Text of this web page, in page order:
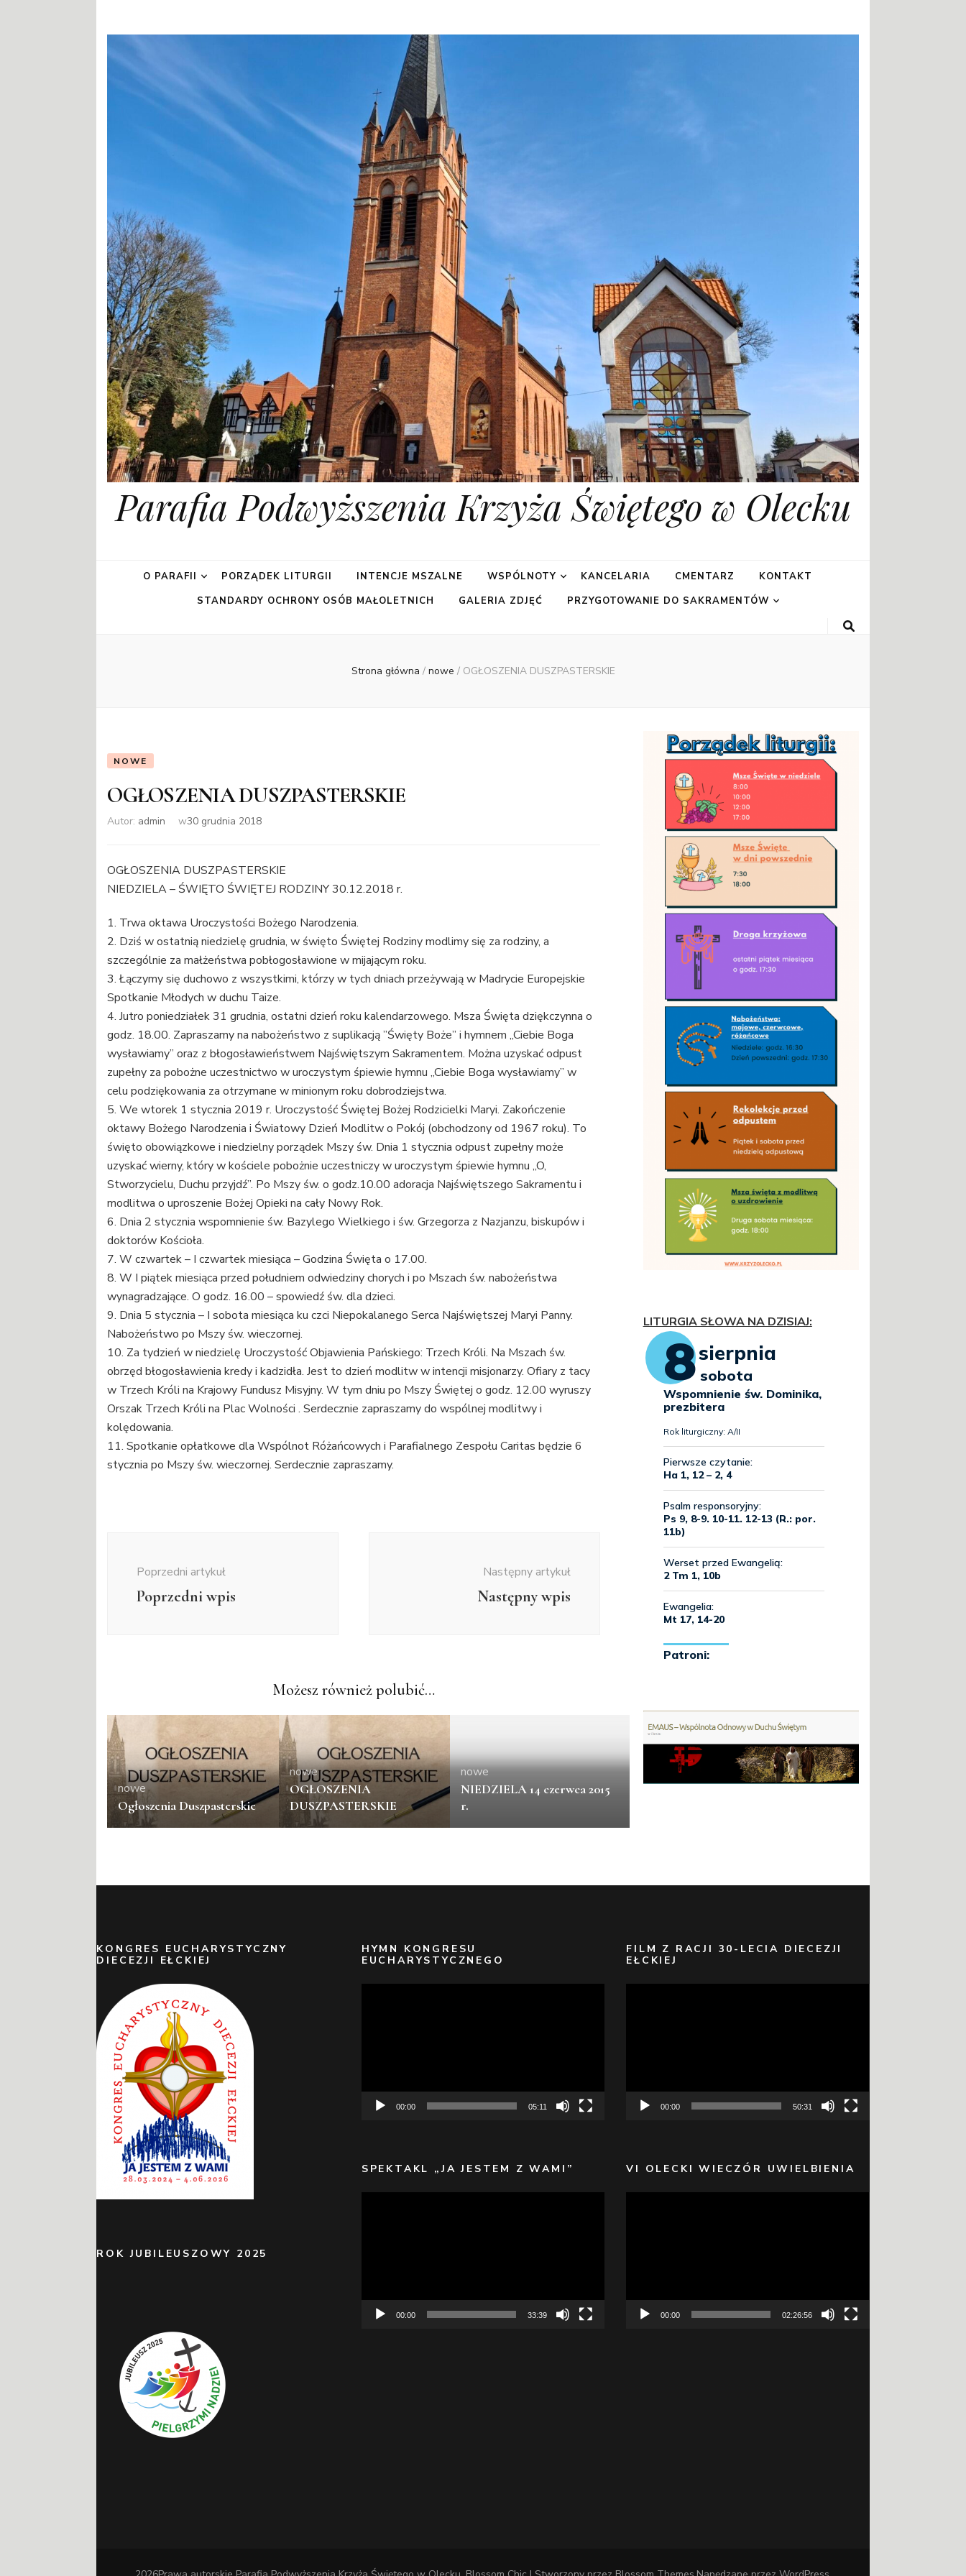
Parafia Podwyższenia Krzyża Świętego w Olecku
O PARAFII PORZĄDEK LITURGII INTENCJE MSZALNE WSPÓLNOTY KANCELARIA CMENTARZ
KONTAKT
STANDARDY OCHRONY OSÓB MAŁOLETNICH
GALERIA ZDJĘĆ PRZYGOTOWANIE DO SAKRAMENTÓW
Strona główna / nowe / OGŁOSZENIA DUSZPASTERSKIE
NOWE
OGŁOSZENIA DUSZPASTERSKIE
Autor: admin w30 grudnia 2018
OGŁOSZENIA DUSZPASTERSKIE
NIEDZIELA – ŚWIĘTO ŚWIĘTEJ RODZINY 30.12.2018 r.
1. Trwa oktawa Uroczystości Bożego Narodzenia.
2. Dziś w ostatnią niedzielę grudnia, w święto Świętej Rodziny modlimy się za rodziny, a
szczególnie za małżeństwa pobłogosławione w mijającym roku.
3. Łączymy się duchowo z wszystkimi, którzy w tych dniach przeżywają w Madrycie Europejskie
Spotkanie Młodych w duchu Taize.
4. Jutro poniedziałek 31 grudnia, ostatni dzień roku kalendarzowego. Msza Święta dziękczynna o
godz. 18.00. Zapraszamy na nabożeństwo z suplikacją ”Święty Boże” i hymnem „Ciebie Boga
wysławiamy” oraz z błogosławieństwem Najświętszym Sakramentem. Można uzyskać odpust
zupełny za pobożne uczestnictwo w uroczystym śpiewie hymnu „Ciebie Boga wysławiamy” w
celu podziękowania za otrzymane w minionym roku dobrodziejstwa.
5. We wtorek 1 stycznia 2019 r. Uroczystość Świętej Bożej Rodzicielki Maryi. Zakończenie
oktawy Bożego Narodzenia i Światowy Dzień Modlitw o Pokój (obchodzony od 1967 roku). To
święto obowiązkowe i niedzielny porządek Mszy św. Dnia 1 stycznia odpust zupełny może
uzyskać wierny, który w kościele pobożnie uczestniczy w uroczystym śpiewie hymnu „O,
Stworzycielu, Duchu przyjdź”. Po Mszy św. o godz.10.00 adoracja Najświętszego Sakramentu i
modlitwa o uproszenie Bożej Opieki na cały Nowy Rok.
6. Dnia 2 stycznia wspomnienie św. Bazylego Wielkiego i św. Grzegorza z Nazjanzu, biskupów i
doktorów Kościoła.
7. W czwartek – I czwartek miesiąca – Godzina Święta o 17.00.
8. W I piątek miesiąca przed południem odwiedziny chorych i po Mszach św. nabożeństwa
wynagradzające. O godz. 16.00 – spowiedź św. dla dzieci.
9. Dnia 5 stycznia – I sobota miesiąca ku czci Niepokalanego Serca Najświętszej Maryi Panny.
Nabożeństwo po Mszy św. wieczornej.
10. Za tydzień w niedzielę Uroczystość Objawienia Pańskiego: Trzech Króli. Na Mszach św.
obrzęd błogosławienia kredy i kadzidła. Jest to dzień modlitw w intencji misjonarzy. Ofiary z tacy
w Trzech Króli na Krajowy Fundusz Misyjny. W tym dniu po Mszy Świętej o godz. 12.00 wyruszy
Orszak Trzech Króli na Plac Wolności . Serdecznie zapraszamy do wspólnej modlitwy i
kolędowania.
11. Spotkanie opłatkowe dla Wspólnot Różańcowych i Parafialnego Zespołu Caritas będzie 6
stycznia po Mszy św. wieczornej. Serdecznie zapraszamy.
Poprzedni artykuł
Poprzedni wpis
Następny artykuł
Następny wpis
Możesz również polubić…
nowe
Ogłoszenia Duszpasterskie
nowe
OGŁOSZENIA
DUSZPASTERSKIE
nowe
NIEDZIELA 14 czerwca 2015
r.
LITURGIA SŁOWA NA DZISIAJ:
KONGRES EUCHARYSTYCZNY
DIECEZJI EŁCKIEJ
ROK JUBILEUSZOWY 2025
HYMN KONGRESU
EUCHARYSTYCZNEGO
00:00 05:11
SPEKTAKL „JA JESTEM Z WAMI”
00:00 33:39
FILM Z RACJI 30-LECIA DIECEZJI
EŁCKIEJ
00:00 50:31
VI OLECKI WIECZÓR UWIELBIENIA
00:00 02:26:56